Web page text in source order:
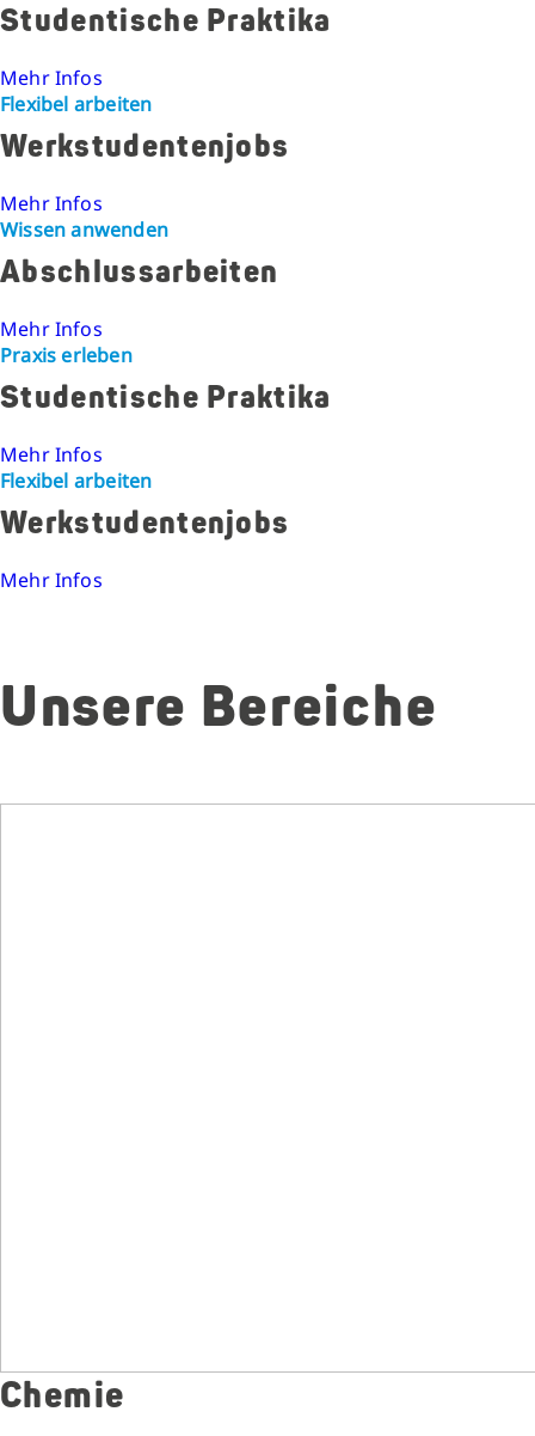
Studentische Praktika
Mehr Infos
Flexibel arbeiten
Werkstudentenjobs
Mehr Infos
Wissen anwenden
Abschlussarbeiten
Mehr Infos
Praxis erleben
Studentische Praktika
Mehr Infos
Flexibel arbeiten
Werkstudentenjobs
Mehr Infos
Unsere Bereiche
Chemie